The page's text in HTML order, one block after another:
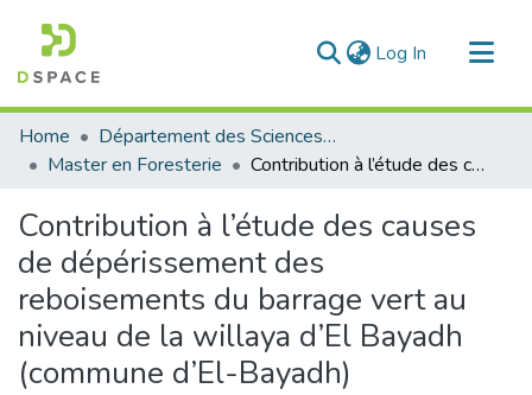
Log In (current)
Communities & Collections
All of DSpace
Home
Département des Sciences Agronomiques et Forestières
Master en Foresterie
Contribution à l’étude des causes de dépérissement des reboisements du barrage vert au niveau de la willaya d’El Bayadh (commune d’El-Bayadh)
Contribution à l’étude des causes
de dépérissement des
reboisements du barrage vert au
niveau de la willaya d’El Bayadh
(commune d’El-Bayadh)